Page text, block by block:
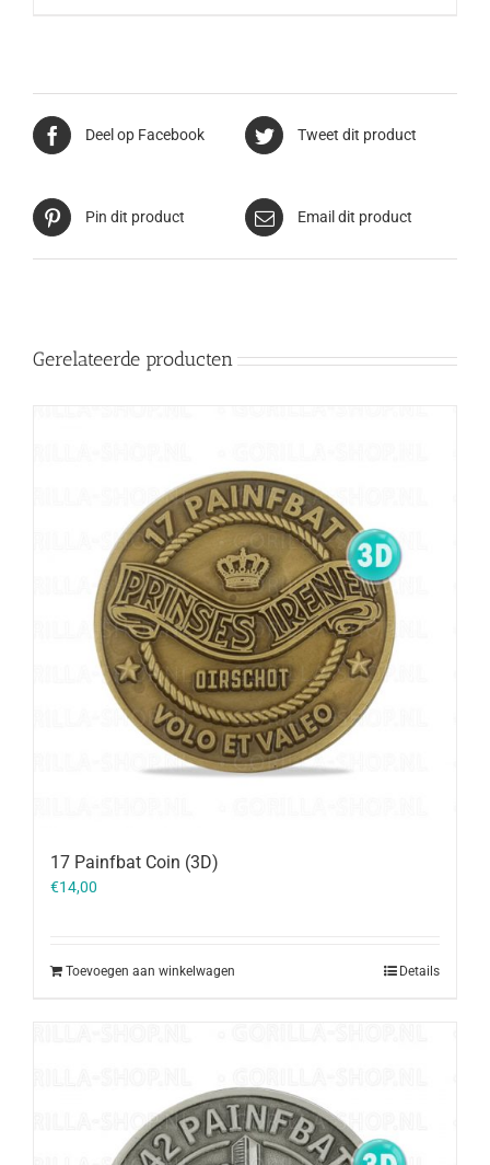
Deel op Facebook Tweet dit product
Pin dit product Email dit product
Gerelateerde producten
17 Painfbat Coin (3D)
€14,00
Toevoegen aan winkelwagen Details